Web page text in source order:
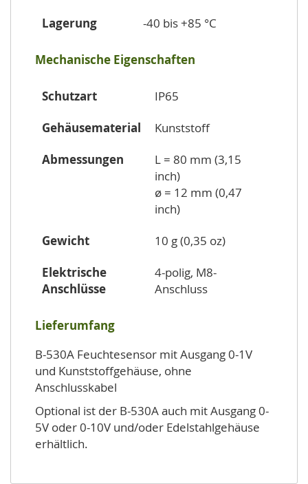
Lagerung
-40 bis +85 °C
Mechanische Eigenschaften
Schutzart
IP65
Gehäusematerial
Kunststoff
Abmessungen
L = 80 mm (3,15
inch)
ø = 12 mm (0,47
inch)
Gewicht
10 g (0,35 oz)
Elektrische
Anschlüsse
4-polig, M8-
Anschluss
Lieferumfang
B-530A Feuchtesensor mit Ausgang 0-1V
und Kunststoffgehäuse, ohne
Anschlusskabel
Optional ist der B-530A auch mit Ausgang 0-
5V oder 0-10V und/oder Edelstahlgehäuse
erhältlich.